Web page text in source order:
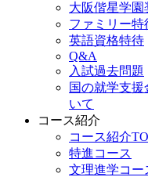
大阪偕星学園
ファミリー特
英語資格特待
Q&A
入試過去問題
国の就学支
いて
コース紹介
コース紹介
特進コース
文理進学コー